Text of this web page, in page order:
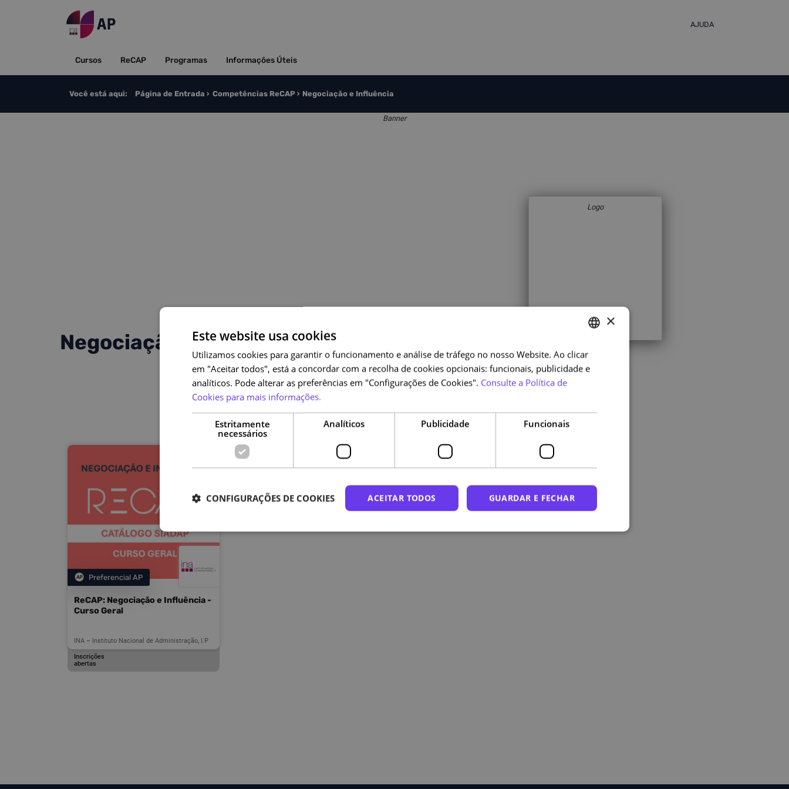
AJUDA
Cursos ReCAP Programas Informações Úteis
Você está aqui: Página de Entrada Competências ReCAP Negociação e Influência
Banner
Logo
Negociação e Influência
Cursos relacionados
ReCAP: Negociação e Influência -
Curso Geral
INA – Instituto Nacional de Administração, I.P
Categoria
Preferencial AP
Inscrições
abertas
PORTUGUESE
ENGLISH
×
Este website usa cookies
Utilizamos cookies para garantir o funcionamento e análise de tráfego no nosso Website. Ao clicar
em "Aceitar todos", está a concordar com a recolha de cookies opcionais: funcionais, publicidade e
analíticos. Pode alterar as preferências em "Configurações de Cookies". Consulte a Política de
Cookies para mais informações.
Estritamente
necessários
Analíticos Publicidade Funcionais
GUARDAR E FECHAR
ACEITAR TODOS
CONFIGURAÇÕES DE COOKIES